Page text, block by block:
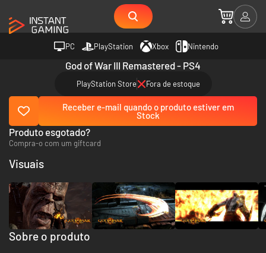
PC PlayStation Xbox Nintendo
God of War III Remastered - PS4
PlayStation Store Fora de estoque
Receber e-mail quando o produto estiver em
Stock
Produto esgotado?
Compra-o com um giftcard
Sobre o produto
Visuais